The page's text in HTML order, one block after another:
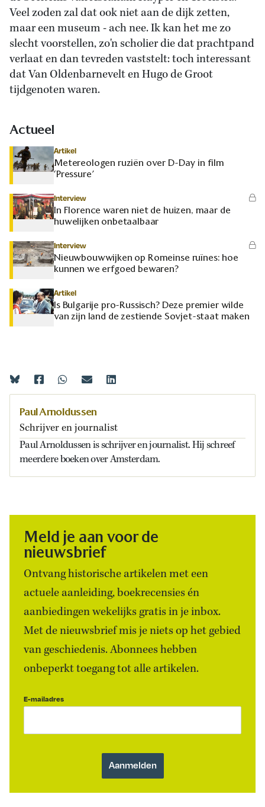
Veel zoden zal dat ook niet aan de dijk zetten,
maar een museum - ach nee. Ik kan het me zo
slecht voorstellen, zo'n scholier die dat prachtpand
verlaat en dan tevreden vaststelt: toch interessant
dat Van Oldenbarnevelt en Hugo de Groot
tijdgenoten waren.
Actueel
Artikel
Metereologen ruziën over D-Day in film
‘Pressure’
Interview
In Florence waren niet de huizen, maar de
huwelijken onbetaalbaar
Interview
Nieuwbouwwijken op Romeinse ruïnes: hoe
kunnen we erfgoed bewaren?
Artikel
Is Bulgarije pro-Russisch? Deze premier wilde
van zijn land de zestiende Sovjet-staat maken
Paul Arnoldussen
Schrijver en journalist
Paul Arnoldussen is schrijver en journalist. Hij schreef
meerdere boeken over Amsterdam.
Meld je aan voor de
nieuwsbrief
Ontvang historische artikelen met een
actuele aanleiding, boekrecensies én
aanbiedingen wekelijks gratis in je inbox.
Met de nieuwsbrief mis je niets op het gebied
van geschiedenis. Abonnees hebben
onbeperkt toegang tot alle artikelen.
E-mailadres